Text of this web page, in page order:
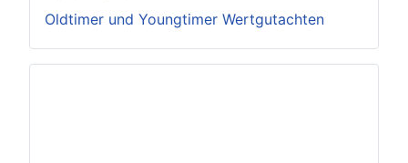
Oldtimer und Youngtimer Wertgutachten